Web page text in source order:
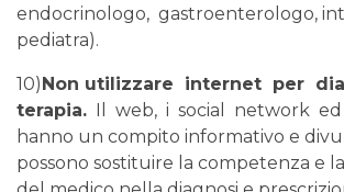
endocrinologo, gastroenterologo,
pediatra).
10)Non utilizzare internet per
terapia. Il web, i social network ed
hanno un compito informativo e
possono sostituire la competenza e